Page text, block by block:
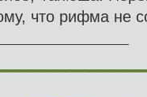
что рифма не